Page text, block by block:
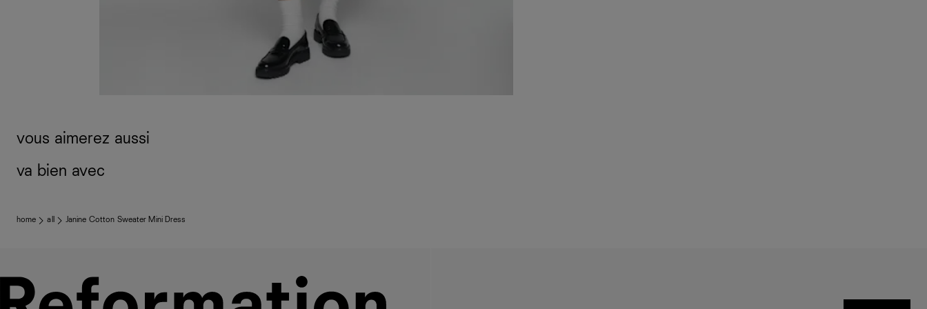
vous aimerez aussi
va bien avec
home all Janine Cotton Sweater Mini Dress